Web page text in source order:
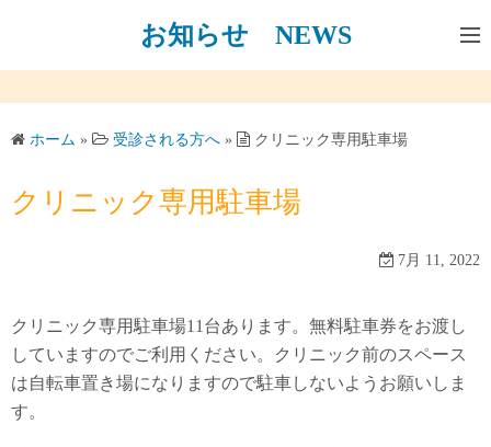
テ
キ
お知らせ NEWS
ホーム » 受診される方へ » クリニック専用駐車場
クリニック専用駐車場
7月 11, 2022
クリニック専用駐車場11台あります。無料駐車券をお渡し
していますのでご利用ください。クリニック前のスペース
は自転車置き場になりますので駐車しないようお願いしま
す。